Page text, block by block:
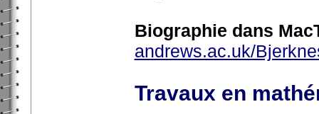
Biographie dans
andrews.ac.uk/
Travaux en